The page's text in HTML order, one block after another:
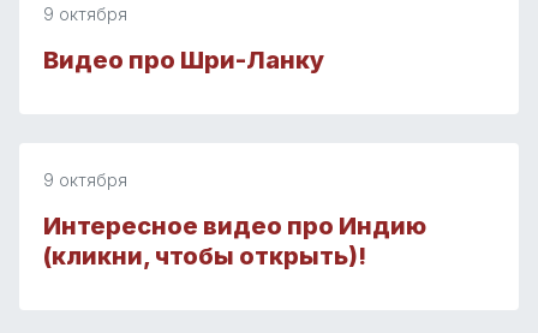
9 октября
Видео про Шри-Ланку
9 октября
Интересное видео про Индию
(кликни, чтобы открыть)!